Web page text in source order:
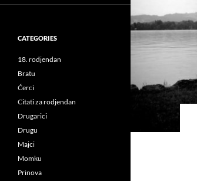
CATEGORIES
18. rodjendan
Bratu
Ćerci
Citati za rodjendan
Drugarici
Drugu
Majci
Momku
Prinova